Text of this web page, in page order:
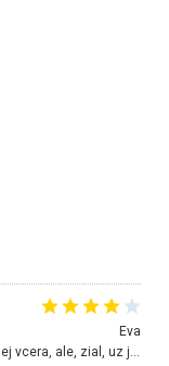
Eva
Hojdacka v Krpelanoch uz nie je, vysli sme si k nej vcera, ale, zial, uz je znicena. Ak sem planujete cestu len kvoli hojdacke, mozete si ju usetrit. Krasny vyhlad je tu vsak aj bez hojdacky :-)